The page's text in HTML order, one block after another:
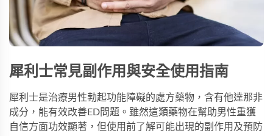
犀利士常見副作用與安全使用指南
犀利士是治療男性勃起功能障礙的處方藥物，含有他達那非
成分，能有效改善ED問題。雖然這類藥物在幫助男性重獲
自信方面功效顯著，但使用前了解可能出現的副作用及預防